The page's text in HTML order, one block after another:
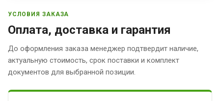
УСЛОВИЯ ЗАКАЗА
Оплата, доставка и гарантия
До оформления заказа менеджер подтвердит наличие,
актуальную стоимость, срок поставки и комплект
документов для выбранной позиции.